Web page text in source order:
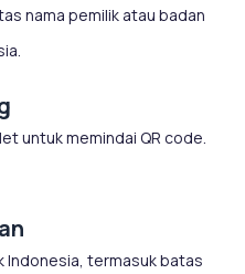
nama pemilik atau badan
untuk memindai QR code.
Indonesia, termasuk batas